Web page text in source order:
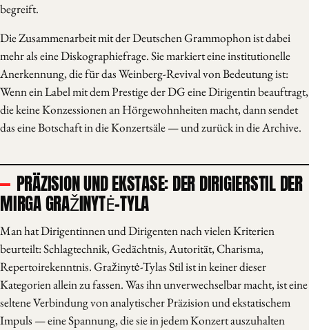
begreift.
Die Zusammenarbeit mit der Deutschen Grammophon ist dabei
mehr als eine Diskographiefrage. Sie markiert eine institutionelle
Anerkennung, die für das Weinberg-Revival von Bedeutung ist:
Wenn ein Label mit dem Prestige der DG eine Dirigentin beauftragt,
die keine Konzessionen an Hörgewohnheiten macht, dann sendet
das eine Botschaft in die Konzertsäle — und zurück in die Archive.
PRÄZISION UND EKSTASE: DER DIRIGIERSTIL DER
MIRGA GRAŽINYTĖ-TYLA
Man hat Dirigentinnen und Dirigenten nach vielen Kriterien
beurteilt: Schlagtechnik, Gedächtnis, Autorität, Charisma,
Repertoirekenntnis. Gražinytė-Tylas Stil ist in keiner dieser
Kategorien allein zu fassen. Was ihn unverwechselbar macht, ist eine
seltene Verbindung von analytischer Präzision und ekstatischem
Impuls — eine Spannung, die sie in jedem Konzert auszuhalten